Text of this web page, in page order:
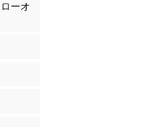
ーオ